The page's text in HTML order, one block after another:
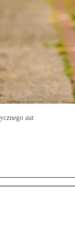
aut